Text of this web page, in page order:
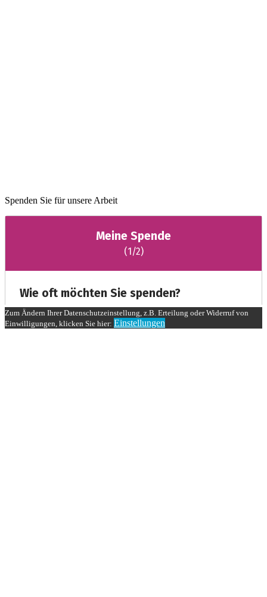
Spenden Sie für unsere Arbeit
Zum Ändern Ihrer Datenschutzeinstellung, z.B. Erteilung oder Widerruf von
Einwilligungen, klicken Sie hier: Einstellungen